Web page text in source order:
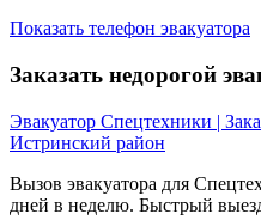
Показать телефон эвакуатора
Заказать недорогой
Эвакуатор Спецтехники |
Истринский район
Вызов эвакуатора для
дней в неделю. Быстрый